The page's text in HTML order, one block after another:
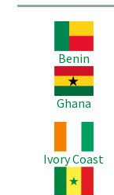
Benin
Imagem
Ghana
Ivory Coast
Imagem